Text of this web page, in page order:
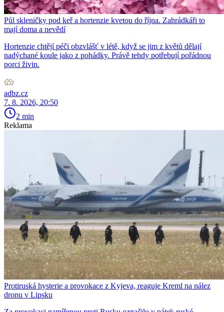
Půl skleničky pod keř a hortenzie kvetou do října. Zahrádkáři to
mají doma a nevědí
Hortenzie chtějí péči obzvlášť v létě, když se jim z květů dělají
nadýchané koule jako z pohádky. Právě tehdy potřebují pořádnou
porci živin.
adbz.cz
7. 8. 2026, 20:50
2 min
Reklama
Protiruská hysterie a provokace z Kyjeva, reaguje Kreml na nález
dronu v Lipsku